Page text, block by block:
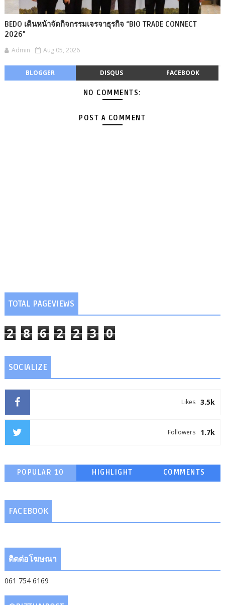
BEDO เดินหน้าจัดกิจกรรมเจรจาธุรกิจ “BIO TRADE CONNECT
2026”
Admin Aug 05, 2026
BLOGGER DISQUS FACEBOOK
NO COMMENTS:
POST A COMMENT
TOTAL PAGEVIEWS
2 8 6 2 2 3 0
SOCIALIZE
3.5k
Likes
1.7k
Followers
POPULAR 10 HIGHLIGHT COMMENTS
FACEBOOK
ติดต่อโฆษณา
061 754 6169